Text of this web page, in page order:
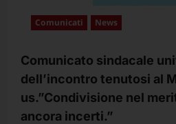
Comunicati News
Comunicato sindacale
dell’incontro tenutosi al
us.”Condivisione nel
ancora incerti.”